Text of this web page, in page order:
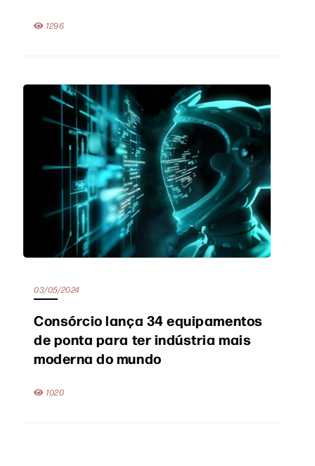
1296
03/05/2024
Consórcio lança 34 equipamentos
de ponta para ter indústria mais
moderna do mundo
1020